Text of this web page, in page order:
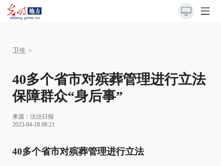
卫生 >
40多个省市对殡葬管理进行立法
保障群众“身后事”
来源： 法治日报
2023-04-18 08:21
40多个省市对殡葬管理进行立法